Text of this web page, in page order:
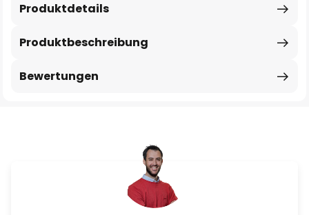
Produktbeschreibung
Produktdetails
Bewertungen